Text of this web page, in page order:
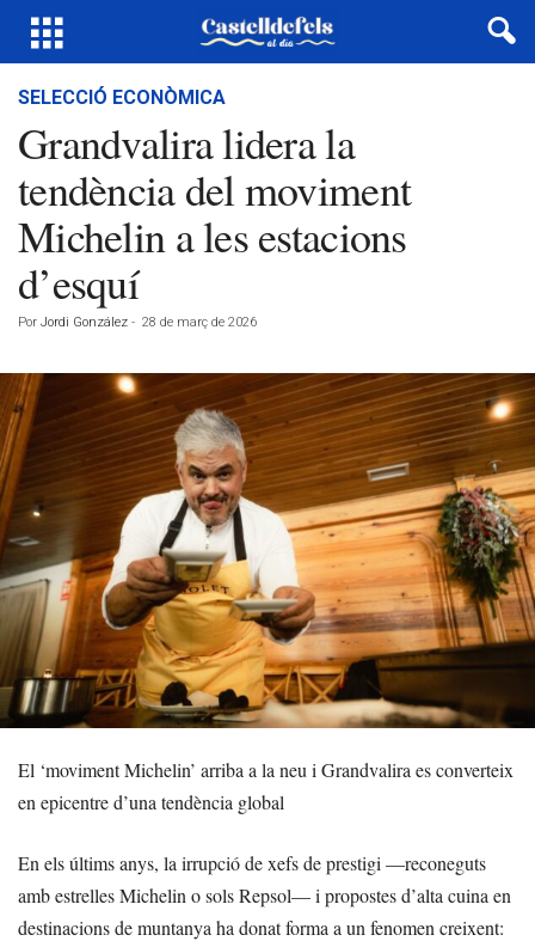
SELECCIÓ ECONÒMICA
Grandvalira lidera la
tendència del moviment
Michelin a les estacions
d’esquí
Por Jordi González - 28 de març de 2026
El ‘moviment Michelin’ arriba a la neu i Grandvalira es converteix
en epicentre d’una tendència global
En els últims anys, la irrupció de xefs de prestigi —reconeguts
amb estrelles Michelin o sols Repsol— i propostes d’alta cuina en
destinacions de muntanya ha donat forma a un fenomen creixent: